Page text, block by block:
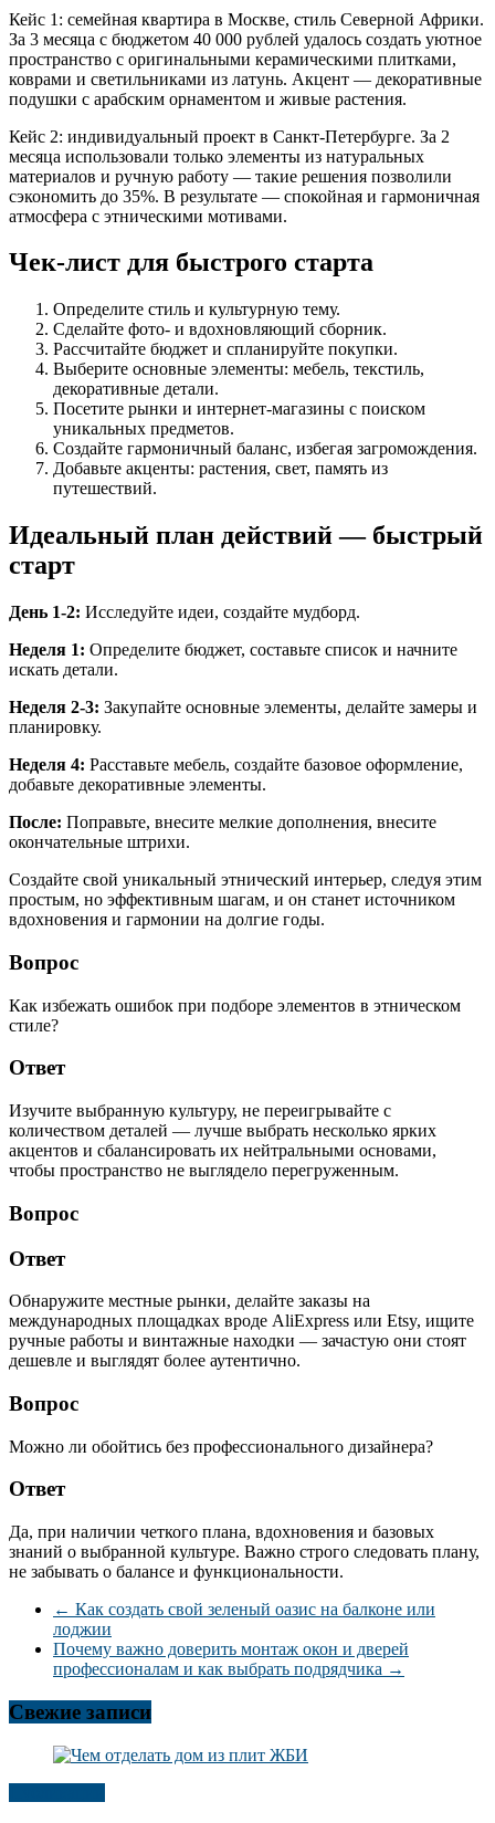
Кейс 1: семейная квартира в Москве, стиль Северной Африки.
За 3 месяца с бюджетом 40 000 рублей удалось создать уютное
пространство с оригинальными керамическими плитками,
коврами и светильниками из латунь. Акцент — декоративные
подушки с арабским орнаментом и живые растения.
Кейс 2: индивидуальный проект в Санкт-Петербурге. За 2
месяца использовали только элементы из натуральных
материалов и ручную работу — такие решения позволили
сэкономить до 35%. В результате — спокойная и гармоничная
атмосфера с этническими мотивами.
Чек-лист для быстрого старта
Определите стиль и культурную тему.
Сделайте фото- и вдохновляющий сборник.
Рассчитайте бюджет и спланируйте покупки.
Выберите основные элементы: мебель, текстиль,
декоративные детали.
Посетите рынки и интернет-магазины с поиском
уникальных предметов.
Создайте гармоничный баланс, избегая загромождения.
Добавьте акценты: растения, свет, память из
путешествий.
Идеальный план действий — быстрый
старт
День 1-2: Исследуйте идеи, создайте мудборд.
Неделя 1: Определите бюджет, составьте список и начните
искать детали.
Неделя 2-3: Закупайте основные элементы, делайте замеры и
планировку.
Неделя 4: Расставьте мебель, создайте базовое оформление,
добавьте декоративные элементы.
После: Поправьте, внесите мелкие дополнения, внесите
окончательные штрихи.
Создайте свой уникальный этнический интерьер, следуя этим
простым, но эффективным шагам, и он станет источником
вдохновения и гармонии на долгие годы.
Вопрос
Как избежать ошибок при подборе элементов в этническом
стиле?
Ответ
Изучите выбранную культуру, не переигрывайте с
количеством деталей — лучше выбрать несколько ярких
акцентов и сбалансировать их нейтральными основами,
чтобы пространство не выглядело перегруженным.
Вопрос
Ответ
Обнаружите местные рынки, делайте заказы на
международных площадках вроде AliExpress или Etsy, ищите
ручные работы и винтажные находки — зачастую они стоят
дешевле и выглядят более аутентично.
Вопрос
Можно ли обойтись без профессионального дизайнера?
Ответ
Да, при наличии четкого плана, вдохновения и базовых
знаний о выбранной культуре. Важно строго следовать плану,
не забывать о балансе и функциональности.
← Как создать свой зеленый оазис на балконе или
лоджии
Почему важно доверить монтаж окон и дверей
профессионалам и как выбрать подрядчика →
Свежие записи